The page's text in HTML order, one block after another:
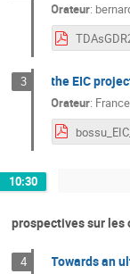
Orateur:
3 the EIC
Orateur:
10:30
prospectives sur
4 Towards an